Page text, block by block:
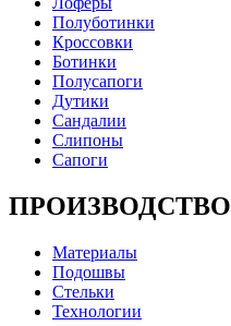
Полуботинки
Кроссовки
Ботинки
Полусапоги
Дутики
Сандалии
Слипоны
Сапоги
ПРОИЗВОДСТВО
Материалы
Подошвы
Стельки
Технологии